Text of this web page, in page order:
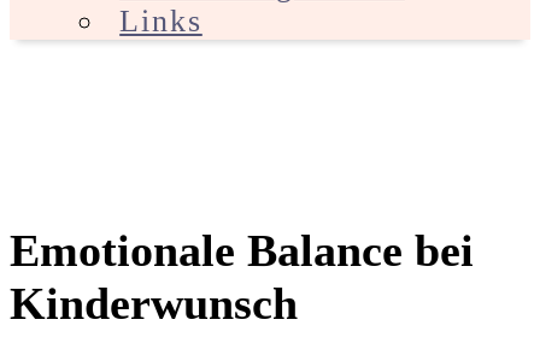
Links
Emotionale Balance bei
Kinderwunsch